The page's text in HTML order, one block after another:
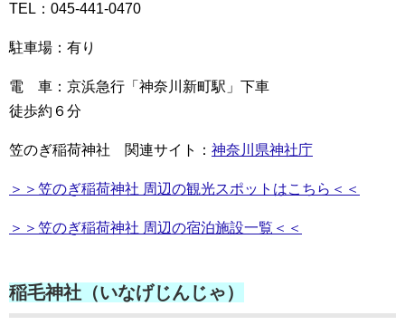
TEL：045-441-0470
駐車場：有り
電 車：京浜急行「神奈川新町駅」下車
徒歩約６分
笠のぎ稲荷神社 関連サイト： 神奈川県神社庁
＞＞笠のぎ稲荷神社 周辺の観光スポットはこちら＜＜
＞＞笠のぎ稲荷神社 周辺の宿泊施設一覧＜＜
稲毛神社（いなげじんじゃ）